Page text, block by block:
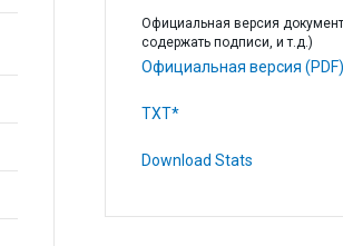
Официальная версия
содержать подписи, и т.д.)
Официальная версия (PDF)
TXT*
Download Stats